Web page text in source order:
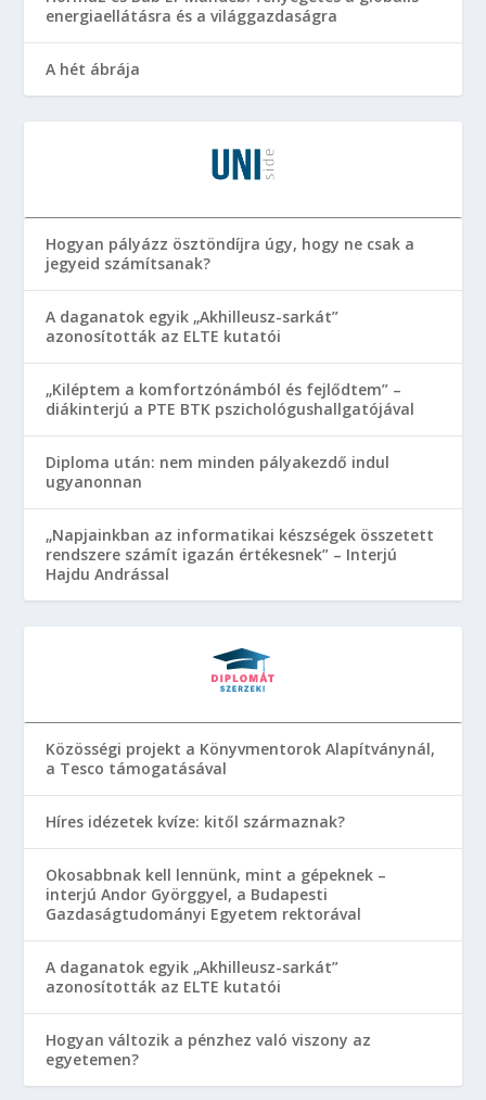
energiaellátásra és a világgazdaságra
A hét ábrája
Hogyan pályázz ösztöndíjra úgy, hogy ne csak a
jegyeid számítsanak?
A daganatok egyik „Akhilleusz-sarkát”
azonosították az ELTE kutatói
„Kiléptem a komfortzónámból és fejlődtem” –
diákinterjú a PTE BTK pszichológushallgatójával
Diploma után: nem minden pályakezdő indul
ugyanonnan
„Napjainkban az informatikai készségek összetett
rendszere számít igazán értékesnek” – Interjú
Hajdu Andrással
Közösségi projekt a Könyvmentorok Alapítványnál,
a Tesco támogatásával
Híres idézetek kvíze: kitől származnak?
Okosabbnak kell lennünk, mint a gépeknek –
interjú Andor Györggyel, a Budapesti
Gazdaságtudományi Egyetem rektorával
A daganatok egyik „Akhilleusz-sarkát”
azonosították az ELTE kutatói
Hogyan változik a pénzhez való viszony az
egyetemen?